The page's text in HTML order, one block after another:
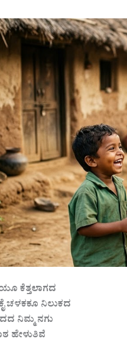
ಕೆತ್ತಲಾಗದ
ಚಳಕಕೂ ನಿಲುಕದ
ನಿಮ್ಮ ನಗು
ಹೇಳುತಿವೆ